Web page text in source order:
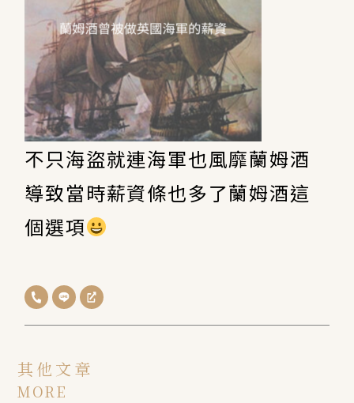
不只海盜就連海軍也風靡蘭姆酒
導致當時薪資條也多了蘭姆酒這
個選項
其他文章
MORE